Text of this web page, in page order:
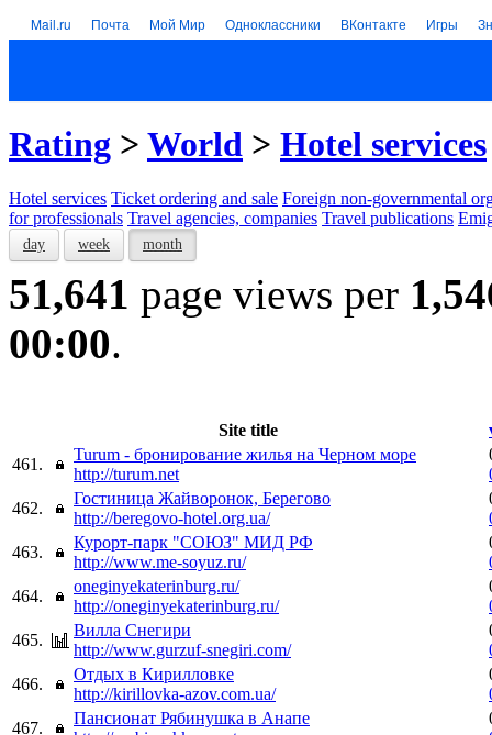
Mail.ru Почта Мой Мир Одноклассники ВКонтакте Игры
Rating > World > Hotel services
Hotel services Тicket ordering and sale Foreign non-governmental
for professionals Travel agencies, companies Travel publications
day week month
51,641 page views per
00:00.
Site title
461.
Turum - бронирование жилья на Черном море
http://turum.net
462.
Гостиница Жайворонок, Берегово
http://beregovo-hotel.org.ua/
463.
Курорт-парк "СОЮЗ" МИД РФ
http://www.me-soyuz.ru/
464.
oneginyekaterinburg.ru/
http://oneginyekaterinburg.ru/
465.
Вилла Снегири
http://www.gurzuf-snegiri.com/
466.
Отдых в Кирилловке
http://kirillovka-azov.com.ua/
467.
Пансионат Рябинушка в Анапе